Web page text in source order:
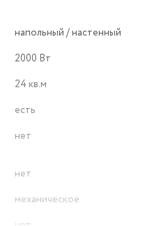
напольный / настенный
2000 Вт
24 кв.м
есть
нет
нет
механическое